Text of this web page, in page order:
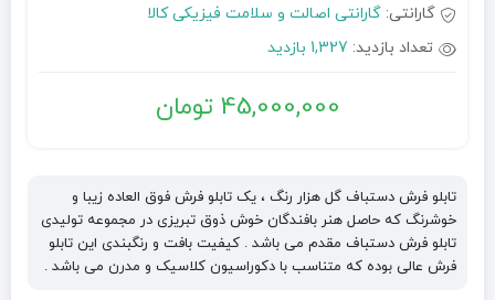
گارانتی: گارانتی اصالت و سلامت فیزیکی کالا
تعداد بازدید: 1,327 بازدید
45,000,000 تومان
تابلو فرش دستباف گل هزار رنگ ، یک تابلو فرش فوق العاده زیبا و
خوشرنگ که حاصل هنر بافندگان خوش ذوق تبریزی در مجموعه تولیدی
تابلو فرش دستباف مقدم می باشد . کیفیت بافت و رنگبندی این تابلو
فرش عالی بوده که متناسب با دکوراسیون کلاسیک و مدرن می باشد .